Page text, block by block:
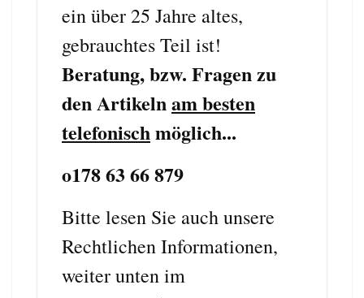
ein über 25 Jahre altes,
gebrauchtes Teil ist!
Beratung, bzw. Fragen zu
den Artikelnam besten
telefonischmöglich...
o178 63 66 879
Bitte lesen Sie auch unsere
Rechtlichen Informationen,
weiter unten im